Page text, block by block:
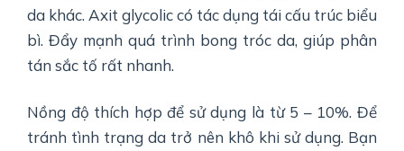
da khác. Axit glycolic có tác dụng tái cấu trúc biểu
bì. Đẩy mạnh quá trình bong tróc da, giúp phân
tán sắc tố rất nhanh.
Nồng độ thích hợp để sử dụng là từ 5 – 10%. Để
tránh tình trạng da trở nên khô khi sử dụng. Bạn